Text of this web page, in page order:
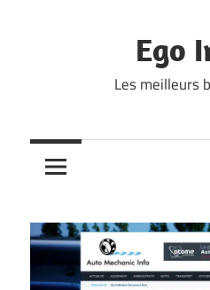
Ego
Les meilleurs